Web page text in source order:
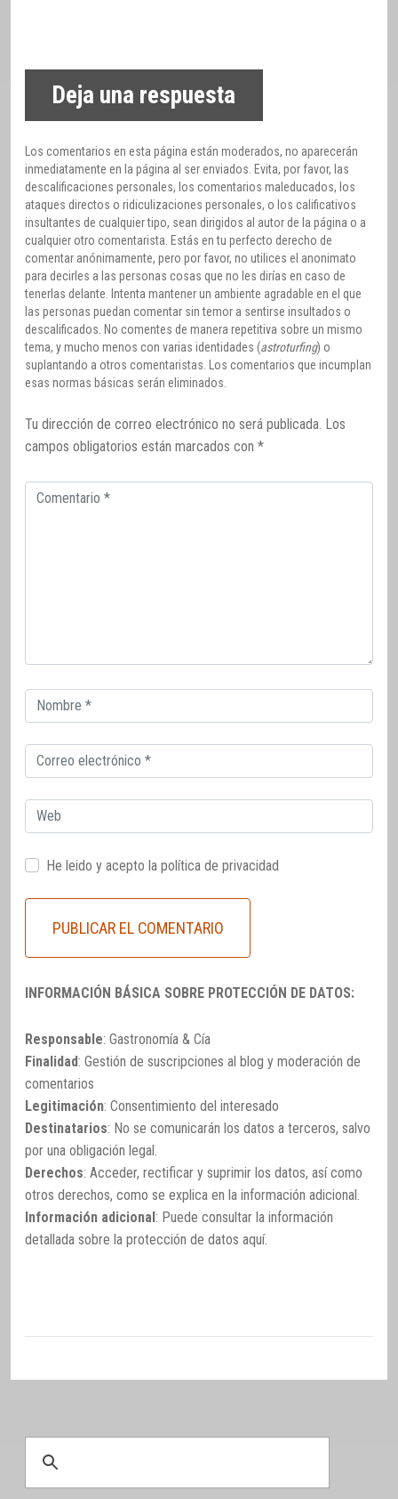
Deja una respuesta
Los comentarios en esta página están moderados, no aparecerán
inmediatamente en la página al ser enviados. Evita, por favor, las
descalificaciones personales, los comentarios maleducados, los
ataques directos o ridiculizaciones personales, o los calificativos
insultantes de cualquier tipo, sean dirigidos al autor de la página o a
cualquier otro comentarista. Estás en tu perfecto derecho de
comentar anónimamente, pero por favor, no utilices el anonimato
para decirles a las personas cosas que no les dirías en caso de
tenerlas delante. Intenta mantener un ambiente agradable en el que
las personas puedan comentar sin temor a sentirse insultados o
descalificados. No comentes de manera repetitiva sobre un mismo
tema, y mucho menos con varias identidades (astroturfing) o
suplantando a otros comentaristas. Los comentarios que incumplan
esas normas básicas serán eliminados.
Tu dirección de correo electrónico no será publicada. Los
campos obligatorios están marcados con *
Comentario
Correo
electrónico
Correo
electrónico
Web
He leido y acepto la política de privacidad
INFORMACIÓN BÁSICA SOBRE PROTECCIÓN DE DATOS:
Responsable: Gastronomía & Cía
Finalidad: Gestión de suscripciones al blog y moderación de
comentarios
Legitimación: Consentimiento del interesado
Destinatarios: No se comunicarán los datos a terceros, salvo
por una obligación legal.
Derechos: Acceder, rectificar y suprimir los datos, así como
otros derechos, como se explica en la información adicional.
Información adicional: Puede consultar la información
detallada sobre la protección de datos aquí.